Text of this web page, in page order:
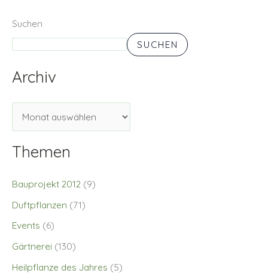
Suchen
SUCHEN
Archiv
Themen
Bauprojekt 2012 (9)
Duftpflanzen (71)
Events (6)
Gärtnerei (130)
Heilpflanze des Jahres (5)